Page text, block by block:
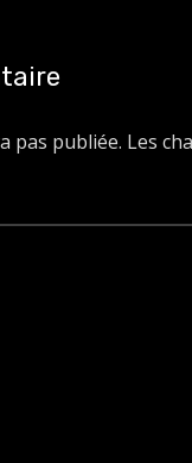
pas publiée. Les